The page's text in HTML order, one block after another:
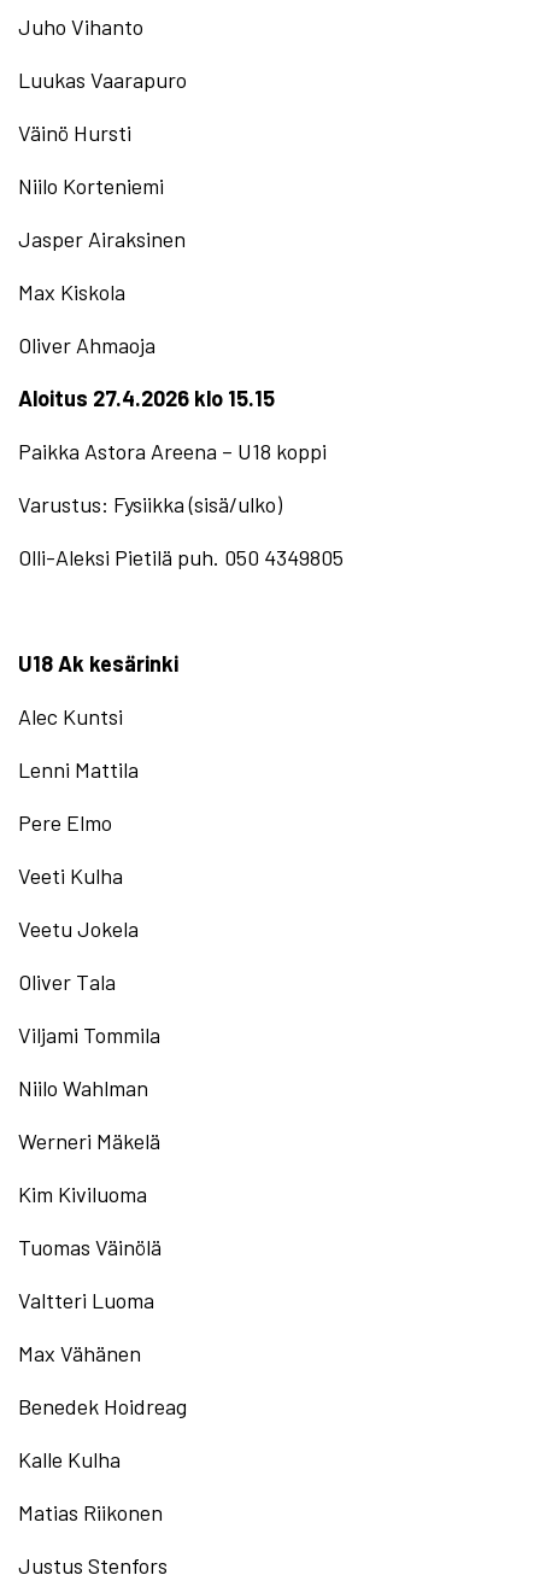
Juho Vihanto
Luukas Vaarapuro
Väinö Hursti
Niilo Korteniemi
Jasper Airaksinen
Max Kiskola
Oliver Ahmaoja
Aloitus 27.4.2026 klo 15.15
Paikka Astora Areena – U18 koppi
Varustus: Fysiikka (sisä/ulko)
Olli-Aleksi Pietilä puh. 050 4349805
U18 Ak kesärinki
Alec Kuntsi
Lenni Mattila
Pere Elmo
Veeti Kulha
Veetu Jokela
Oliver Tala
Viljami Tommila
Niilo Wahlman
Werneri Mäkelä
Kim Kiviluoma
Tuomas Väinölä
Valtteri Luoma
Max Vähänen
Benedek Hoidreag
Kalle Kulha
Matias Riikonen
Justus Stenfors